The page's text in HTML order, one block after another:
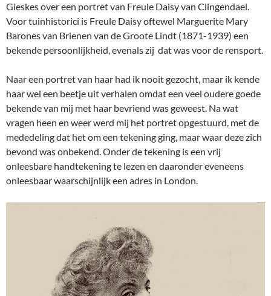
Gieskes over een portret van Freule Daisy van Clingendael.
Voor tuinhistorici is Freule Daisy oftewel Marguerite Mary
Barones van Brienen van de Groote Lindt (1871-1939) een
bekende persoonlijkheid, evenals zij dat was voor de rensport.
Naar een portret van haar had ik nooit gezocht, maar ik kende
haar wel een beetje uit verhalen omdat een veel oudere goede
bekende van mij met haar bevriend was geweest. Na wat
vragen heen en weer werd mij het portret opgestuurd, met de
mededeling dat het om een tekening ging, maar waar deze zich
bevond was onbekend. Onder de tekening is een vrij
onleesbare handtekening te lezen en daaronder eveneens
onleesbaar waarschijnlijk een adres in London.